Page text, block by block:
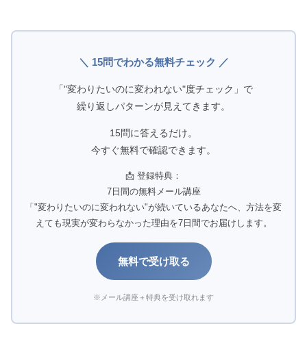
＼ 15問でわかる無料チェック ／
「"変わりたいのに変われない"度チェック」で
繰り返しパターンが見えてきます。
15問に答えるだけ。
今すぐ無料で確認できます。
📩 登録特典：
7日間の無料メール講座
「"変わりたいのに変われない"が続いているあなたへ、方法を変
えても現実が変わらなかった理由を7日間でお届けします。
無料で受け取る
※メール講座＋特典を受け取れます